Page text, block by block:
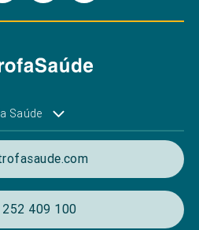
Saúde
409 100